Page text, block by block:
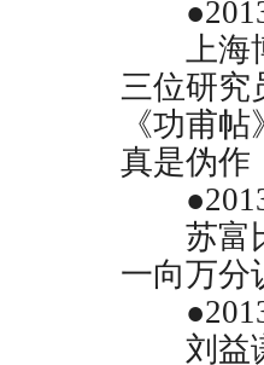
●
上海博
三位研究
《功甫
真是伪作
●
苏富比
一向万分
●
刘益谦